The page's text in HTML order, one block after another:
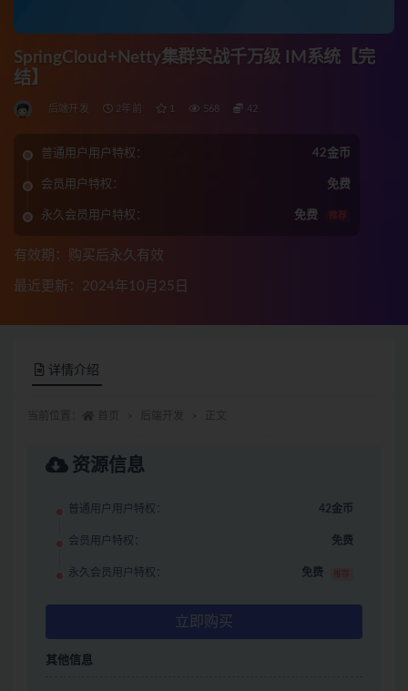
SpringCloud+Netty集群实战千万级 IM系统【完
结】
后端开发 2年前 1 568 42
普通用户用户特权： 42金币
会员用户特权： 免费
永久会员用户特权： 免费 推荐
有效期：购买后永久有效
最近更新：2024年10月25日
详情介绍
资源信息
普通用户用户特权： 42金币
会员用户特权： 免费
永久会员用户特权： 免费 推荐
立即购买
其他信息